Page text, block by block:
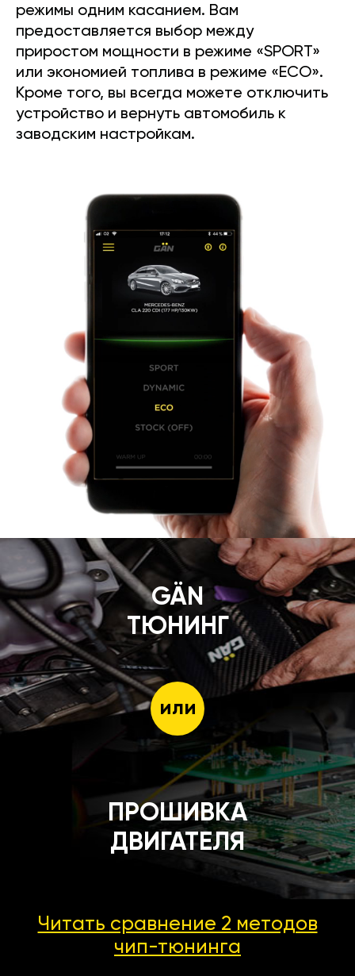
режимы одним касанием. Вам
предоставляется выбор между
приростом мощности в режиме «SPORT»
или экономией топлива в режиме «ECO».
Кроме того, вы всегда можете отключить
устройство и вернуть автомобиль к
заводским настройкам.
GÄN
ТЮНИНГ
или
ПРОШИВКА
ДВИГАТЕЛЯ
Читать сравнение 2 методов
чип-тюнинга